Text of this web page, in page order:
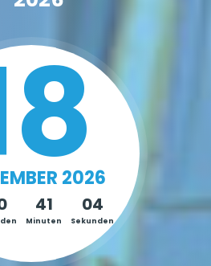
2026
41
Minuten
01
Sekunde